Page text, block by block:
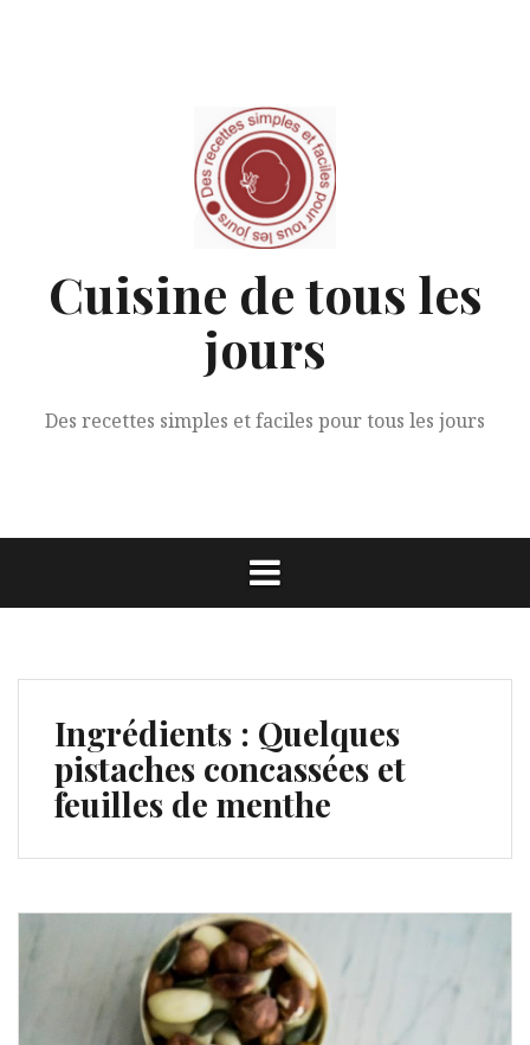
Cuisine de tous les
jours
Des recettes simples et faciles pour tous les jours
Ingrédients : Quelques
pistaches concassées et
feuilles de menthe